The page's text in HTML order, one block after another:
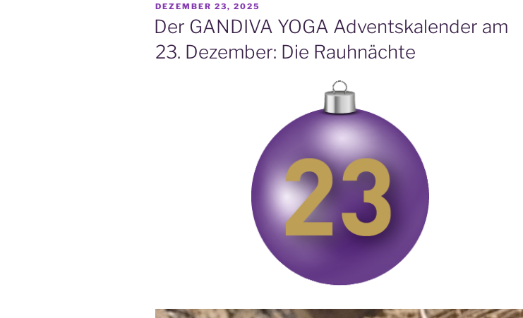
VERÖFFENTLICHT
AM
DEZEMBER 23, 2025
Der GANDIVA YOGA Adventskalender am
23. Dezember: Die Rauhnächte